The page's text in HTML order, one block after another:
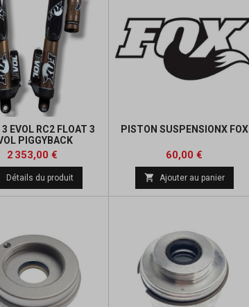
EVOL RC2 FLOAT 3
PIGGYBACK
Prix
2 353,00 €
Détails du produit
PISTON SUSPENSIONX FOX
Prix
60,00 €
 Ajouter au panier